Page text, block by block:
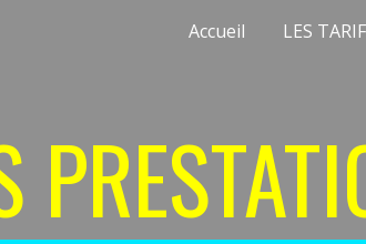
content Accueil LES